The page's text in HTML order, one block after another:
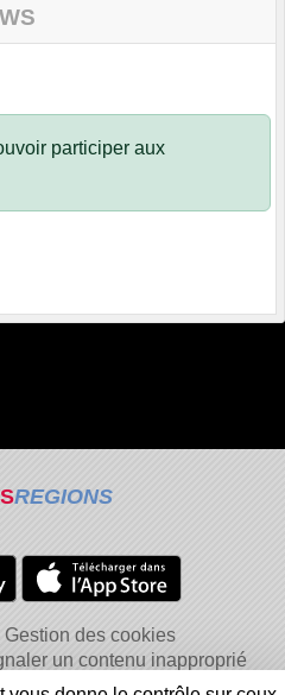
participer aux
REGIONS
Gestion des cookies
un contenu inapproprié